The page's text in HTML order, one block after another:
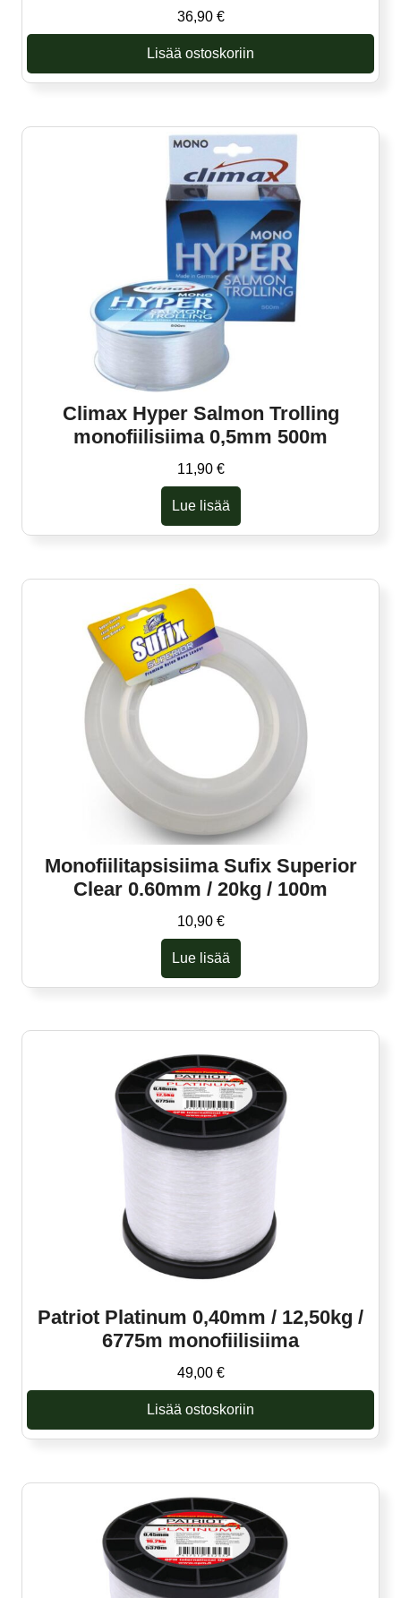
36,90 €
Lisää ostoskoriin
Climax Hyper Salmon Trolling
monofiilisiima 0,5mm 500m
11,90 €
Lue lisää
Monofiilitapsisiima Sufix Superior
Clear 0.60mm / 20kg / 100m
10,90 €
Lue lisää
Patriot Platinum 0,40mm / 12,50kg /
6775m monofiilisiima
49,00 €
Lisää ostoskoriin